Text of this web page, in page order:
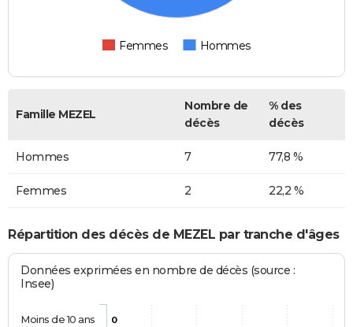
Femmes Hommes
Famille MEZEL
Nombre de
décès
% des
décès
Hommes 7 77,8 %
Femmes 2 22,2 %
Répartition des décès de MEZEL par tranche d'âges
Données exprimées en nombre de décès (source :
Insee)
0
Moins de 10 ans